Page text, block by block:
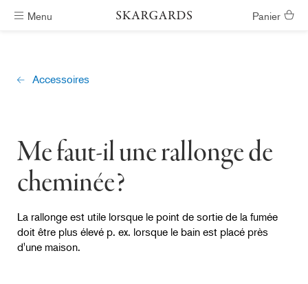
Menu Livraison gratuite Panier
Accessoires
Me faut-il une rallonge de
cheminée?
La rallonge est utile lorsque le point de sortie de la fumée
doit être plus élevé p. ex. lorsque le bain est placé près
d'une maison.